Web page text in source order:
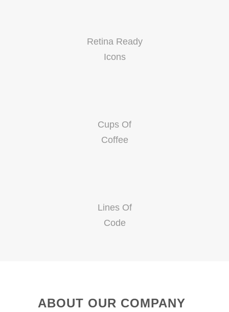
Retina Ready
Icons
Cups Of
Coffee
Lines Of
Code
ABOUT OUR COMPANY